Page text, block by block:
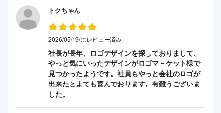
トクちゃん
2026/05/19/にレビュー済み
社長が長年、ロゴデザインを探しておりまして、
やっと気にいったデザインがロゴマ－ケット様で
見つかったようです。社員もやっと会社のロゴが
出来たとよても喜んでおります。有難うございま
した。